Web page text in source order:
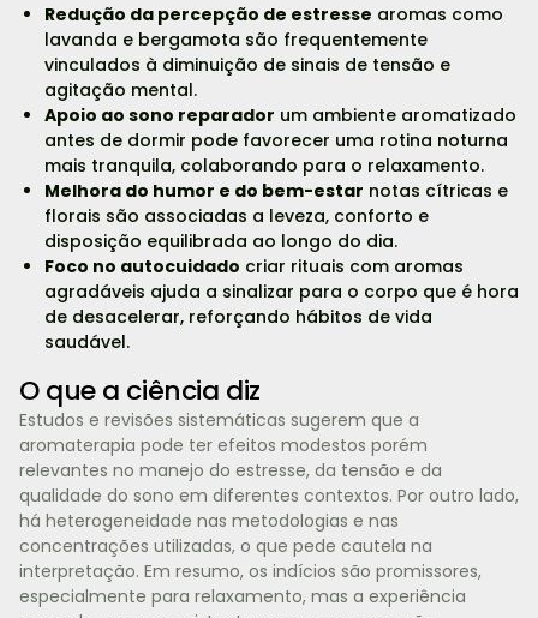
Redução da percepção de estresse aromas como
lavanda e bergamota são frequentemente
vinculados à diminuição de sinais de tensão e
agitação mental.
Apoio ao sono reparador um ambiente aromatizado
antes de dormir pode favorecer uma rotina noturna
mais tranquila, colaborando para o relaxamento.
Melhora do humor e do bem-estar notas cítricas e
florais são associadas a leveza, conforto e
disposição equilibrada ao longo do dia.
Foco no autocuidado criar rituais com aromas
agradáveis ajuda a sinalizar para o corpo que é hora
de desacelerar, reforçando hábitos de vida
saudável.
O que a ciência diz
Estudos e revisões sistemáticas sugerem que a
aromaterapia pode ter efeitos modestos porém
relevantes no manejo do estresse, da tensão e da
qualidade do sono em diferentes contextos. Por outro lado,
há heterogeneidade nas metodologias e nas
concentrações utilizadas, o que pede cautela na
interpretação. Em resumo, os indícios são promissores,
especialmente para relaxamento, mas a experiência